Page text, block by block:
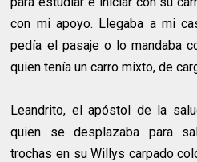
con mi apoyo. Llegaba a mi
pedía el pasaje o lo mandaba
quien tenía un carro mixto, de
Leandrito, el apóstol de la
quien se desplazaba para
trochas en su Willys carpado